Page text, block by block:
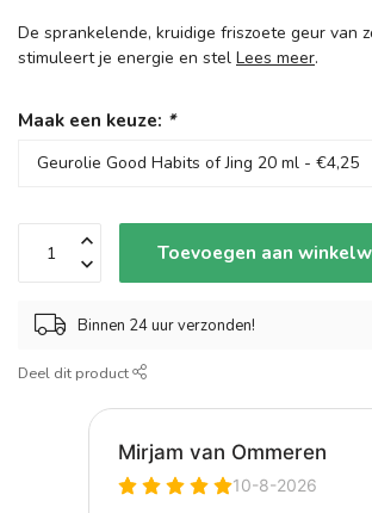
De sprankelende, kruidige friszoete geur van
stimuleert je energie en stel Lees meer.
Maak een keuze: *
Toevoegen aan
Binnen 24 uur verzonden!
Deel dit product